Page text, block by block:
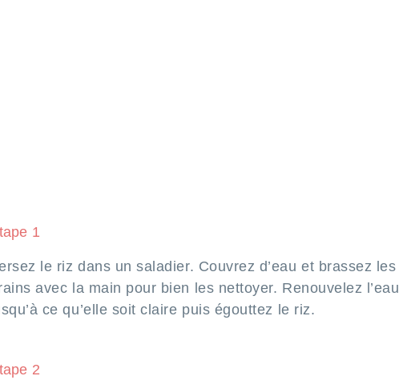
1
le riz dans un saladier. Couvrez d’eau et brassez les
avec la main pour bien les nettoyer. Renouvelez l’eau
ce qu’elle soit claire puis égouttez le riz.
2